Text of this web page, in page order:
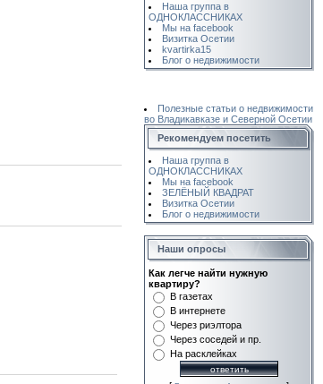
Наша группа в
ОДНОКЛАССНИКАХ
Мы на facebook
Визитка Осетии
kvartirka15
Блог о недвижимости
Полезные статьи о недвижимости
во Владикавказе и Северной Осетии
Рекомендуем посетить
Наша группа в
ОДНОКЛАССНИКАХ
Мы на facebook
ЗЕЛЁНЫЙ КВАДРАТ
Визитка Осетии
Блог о недвижимости
Наши опросы
Как легче найти нужную
квартиру?
В газетах
В интернете
Через риэлтора
Через соседей и пр.
На расклейках